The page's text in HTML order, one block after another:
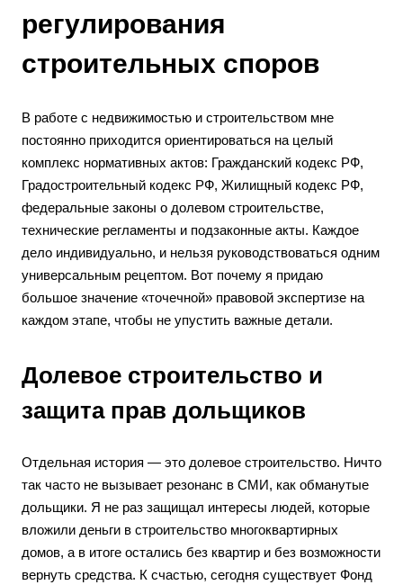
регулирования
строительных споров
В работе с недвижимостью и строительством мне
постоянно приходится ориентироваться на целый
комплекс нормативных актов: Гражданский кодекс РФ,
Градостроительный кодекс РФ, Жилищный кодекс РФ,
федеральные законы о долевом строительстве,
технические регламенты и подзаконные акты. Каждое
дело индивидуально, и нельзя руководствоваться одним
универсальным рецептом. Вот почему я придаю
большое значение «точечной» правовой экспертизе на
каждом этапе, чтобы не упустить важные детали.
Долевое строительство и
защита прав дольщиков
Отдельная история — это долевое строительство. Ничто
так часто не вызывает резонанс в СМИ, как обманутые
дольщики. Я не раз защищал интересы людей, которые
вложили деньги в строительство многоквартирных
домов, а в итоге остались без квартир и без возможности
вернуть средства. К счастью, сегодня существует Фонд